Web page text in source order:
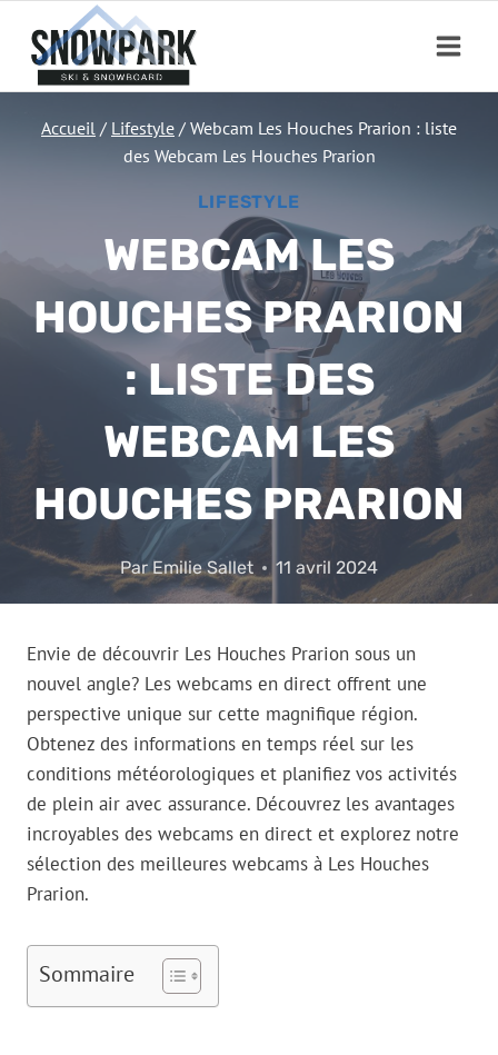
contenu
Accueil / Lifestyle / Webcam Les Houches Prarion : liste
des Webcam Les Houches Prarion
LIFESTYLE
WEBCAM LES
HOUCHES PRARION
: LISTE DES
WEBCAM LES
HOUCHES PRARION
ParEmilie Sallet 11 avril 2024
Envie de découvrir Les Houches Prarion sous un
nouvel angle? Les webcams en direct offrent une
perspective unique sur cette magnifique région.
Obtenez des informations en temps réel sur les
conditions météorologiques et planifiez vos activités
de plein air avec assurance. Découvrez les avantages
incroyables des webcams en direct et explorez notre
sélection des meilleures webcams à Les Houches
Prarion.
Sommaire